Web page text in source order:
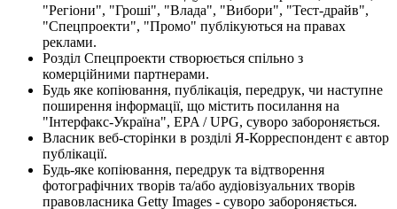
"Регіони", "Гроші", "Влада", "Вибори", "Тест-драйв",
"Спецпроекти", "Промо" публікуються на правах
реклами.
Розділ Спецпроекти створюється спільно з
комерційними партнерами.
Будь яке копіювання, публікація, передрук, чи наступне
поширення інформації, що містить посилання на
"Інтерфакс-Україна", EPA / UPG, суворо забороняється.
Власник веб-сторінки в розділі Я-Корреспондент є автор
публікації.
Будь-яке копіювання, передрук та відтворення
фотографічних творів та/або аудіовізуальних творів
правовласника Getty Images - суворо забороняється.